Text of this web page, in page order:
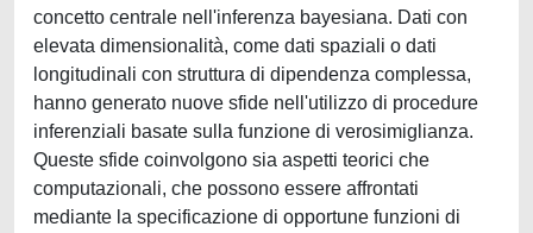
concetto centrale nell'inferenza bayesiana. Dati con
elevata dimensionalità, come dati spaziali o dati
longitudinali con struttura di dipendenza complessa,
hanno generato nuove sfide nell'utilizzo di procedure
inferenziali basate sulla funzione di verosimiglianza.
Queste sfide coinvolgono sia aspetti teorici che
computazionali, che possono essere affrontati
mediante la specificazione di opportune funzioni di